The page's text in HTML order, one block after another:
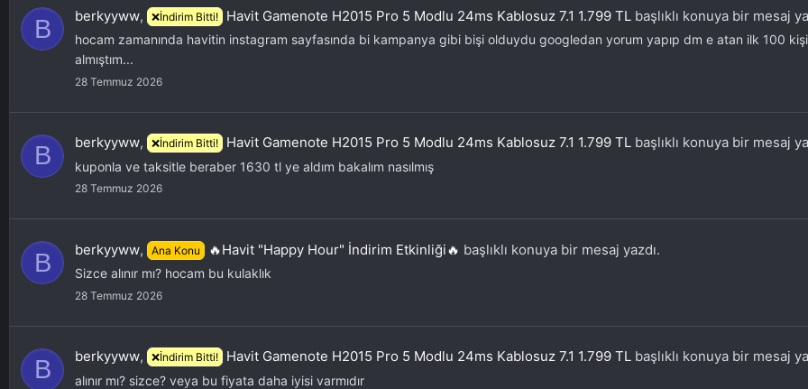
B berkyyww, ❌İndirim Bitti! Havit Gamenote H2015 Pro 5 Modlu 24ms Kablosuz 7.1 1.799 TL başlıklı konuya bir mesaj
hocam zamanında havitin instagram sayfasında bi kampanya gibi bişi olduydu googledan yorum yapıp dm e atan ilk 100
almıştım...
28 Temmuz 2026
B berkyyww, ❌İndirim Bitti! Havit Gamenote H2015 Pro 5 Modlu 24ms Kablosuz 7.1 1.799 TL başlıklı konuya bir mesaj
kuponla ve taksitle beraber 1630 tl ye aldım bakalım nasılmış
28 Temmuz 2026
B berkyyww, Ana Konu 🔥Havit "Happy Hour" İndirim Etkinliği🔥 başlıklı konuya bir mesaj yazdı.
Sizce alınır mı? hocam bu kulaklık
28 Temmuz 2026
B berkyyww, ❌İndirim Bitti! Havit Gamenote H2015 Pro 5 Modlu 24ms Kablosuz 7.1 1.799 TL başlıklı konuya bir mesaj
alınır mı? sizce? veya bu fiyata daha iyisi varmıdır